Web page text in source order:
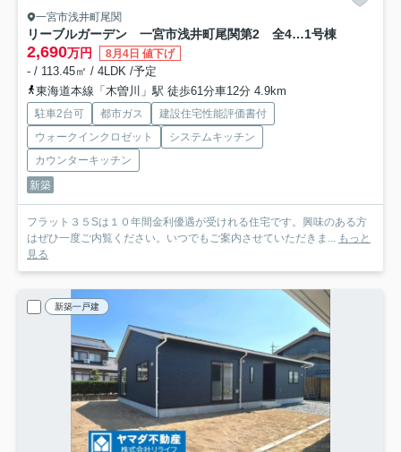
一宮市浅井町尾関
リーブルガーデン 一宮市浅井町尾関第2 全4区画分譲1号棟
2,690万円 8月4日 値下げ
- / 113.45㎡ / 4LDK /予定
東海道本線「木曽川」駅 徒歩61分車12分 4.9km
駐車2台可 都市ガス
建設住宅性能評価書付
ウォークインクロゼット
システムキッチン
カウンターキッチン
新築
フラット３５Sは１０年間金利優遇が受けれる住宅です。興味のある方
はぜひ一度ご内覧ください。いつでもご案内させていただきま... もっと
見る
新築一戸建